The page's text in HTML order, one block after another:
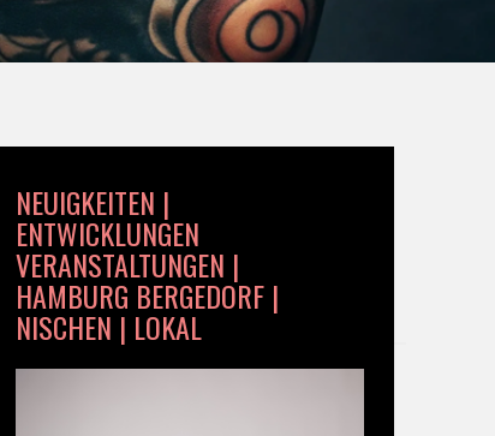
NEUIGKEITEN |
ENTWICKLUNGEN
VERANSTALTUNGEN |
HAMBURG BERGEDORF |
NISCHEN | LOKAL